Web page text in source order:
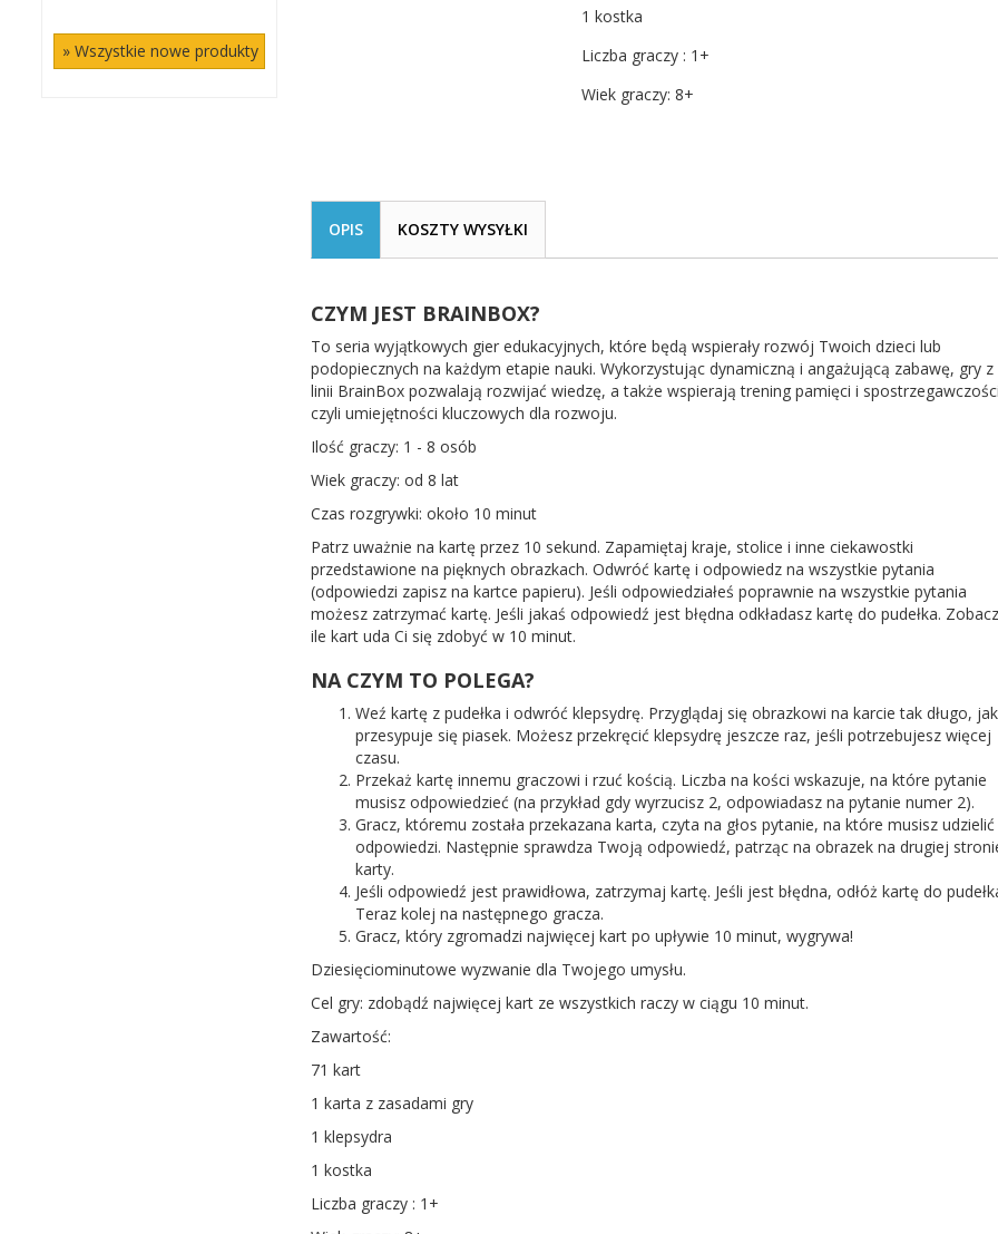
» Wszystkie nowe produkty
1 kostka
Liczba graczy : 1+
Wiek graczy: 8+
OPIS KOSZTY WYSYŁKI
CZYM JEST BRAINBOX?
To seria wyjątkowych gier edukacyjnych, które będą wspierały rozwój Twoich dzieci lub
podopiecznych na każdym etapie nauki. Wykorzystując dynamiczną i angażującą zabawę, gry z
linii BrainBox pozwalają rozwijać wiedzę, a także wspierają trening pamięci i
czyli umiejętności kluczowych dla rozwoju.
Ilość graczy: 1 - 8 osób
Wiek graczy: od 8 lat
Czas rozgrywki: około 10 minut
Patrz uważnie na kartę przez 10 sekund. Zapamiętaj kraje, stolice i inne ciekawostki
przedstawione na pięknych obrazkach. Odwróć kartę i odpowiedz na wszystkie pytania
(odpowiedzi zapisz na kartce papieru). Jeśli odpowiedziałeś poprawnie na wszystkie pytania
możesz zatrzymać kartę. Jeśli jakaś odpowiedź jest błędna odkładasz kartę do pudełka. Zobacz
ile kart uda Ci się zdobyć w 10 minut.
NA CZYM TO POLEGA?
Weź kartę z pudełka i odwróć klepsydrę. Przyglądaj się obrazkowi na karcie tak długo, jak
przesypuje się piasek. Możesz przekręcić klepsydrę jeszcze raz, jeśli potrzebujesz więcej
czasu.
Przekaż kartę innemu graczowi i rzuć kością. Liczba na kości wskazuje, na które pytanie
musisz odpowiedzieć (na przykład gdy wyrzucisz 2, odpowiadasz na pytanie numer 2).
Gracz, któremu została przekazana karta, czyta na głos pytanie, na które musisz udzielić
odpowiedzi. Następnie sprawdza Twoją odpowiedź, patrząc na obrazek na drugiej
karty.
Jeśli odpowiedź jest prawidłowa, zatrzymaj kartę. Jeśli jest błędna, odłóż kartę do
Teraz kolej na następnego gracza.
Gracz, który zgromadzi najwięcej kart po upływie 10 minut, wygrywa!
Dziesięciominutowe wyzwanie dla Twojego umysłu.
Cel gry: zdobądź najwięcej kart ze wszystkich raczy w ciągu 10 minut.
Zawartość:
71 kart
1 karta z zasadami gry
1 klepsydra
1 kostka
Liczba graczy : 1+